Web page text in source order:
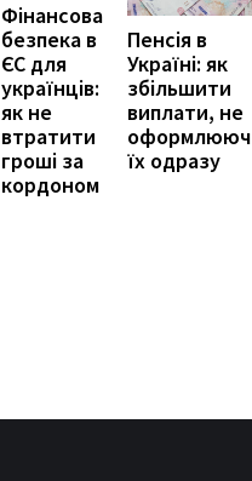
Фінансова
безпека в
ЄС для
українців:
як не
втратити
гроші за
кордоном
Пенсія в
Україні: як
збільшити
виплати, не
їх одразу